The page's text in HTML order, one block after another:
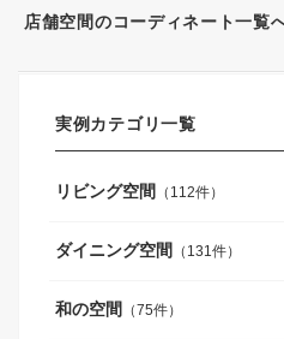
店舗空間のコーディネート一覧
実例カテゴリ一覧
リビング空間 （112件）
ダイニング空間 （131件）
和の空間 （75件）